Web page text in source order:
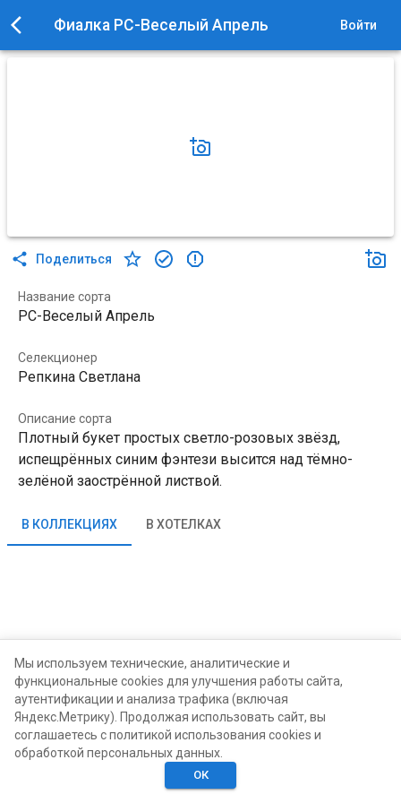
Фиалка РС-Веселый Апрель Войти
Поделиться
Название сорта
РС-Веселый Апрель
Селекционер
Репкина Светлана
Описание сорта
Плотный букет простых светло-розовых звёзд,
испещрённых синим фэнтези высится над тёмно-
зелёной заострённой листвой.
В КОЛЛЕКЦИЯХ В ХОТЕЛКАХ
Хотелки
Мы используем технические, аналитические и
функциональные cookies для улучшения работы сайта,
аутентификации и анализа трафика (включая
Яндекс.Метрику). Продолжая использовать сайт, вы
соглашаетесь с политикой использования cookies и
обработкой персональных данных.
ОК